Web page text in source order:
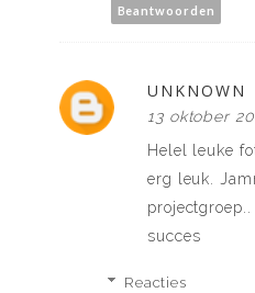
Beantwoorden
UNKNOWN
13 oktober
Helel leuke
erg leuk.
succes
Reacties